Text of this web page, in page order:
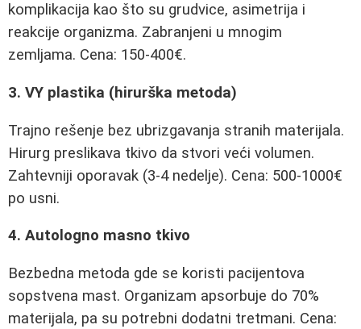
komplikacija kao što su grudvice, asimetrija i
reakcije organizma. Zabranjeni u mnogim
zemljama. Cena: 150-400€.
3. VY plastika (hirurška metoda)
Trajno rešenje bez ubrizgavanja stranih materijala.
Hirurg preslikava tkivo da stvori veći volumen.
Zahtevniji oporavak (3-4 nedelje). Cena: 500-1000€
po usni.
4. Autologno masno tkivo
Bezbedna metoda gde se koristi pacijentova
sopstvena mast. Organizam apsorbuje do 70%
materijala, pa su potrebni dodatni tretmani. Cena: